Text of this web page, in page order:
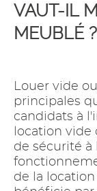
VAUT-IL
MEUBLÉ ?
Louer vide
principales
candidats à
location
de sécurité à
de la